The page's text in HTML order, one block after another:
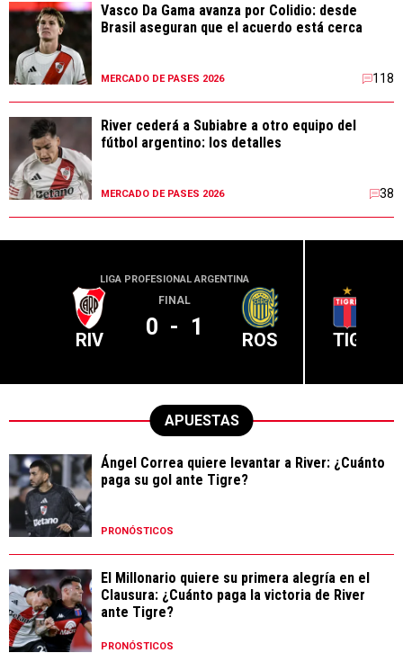
Vasco Da Gama avanza por Colidio: desde
Brasil aseguran que el acuerdo está cerca
MERCADO DE PASES 2026 118
River cederá a Subiabre a otro equipo del
fútbol argentino: los detalles
MERCADO DE PASES 2026 38
LIGA PROFESIONAL ARGENTINA
RIV
FINAL
0 - 1 ROS TIG
APUESTAS
Ángel Correa quiere levantar a River: ¿Cuánto
paga su gol ante Tigre?
PRONÓSTICOS
El Millonario quiere su primera alegría en el
Clausura: ¿Cuánto paga la victoria de River
ante Tigre?
PRONÓSTICOS